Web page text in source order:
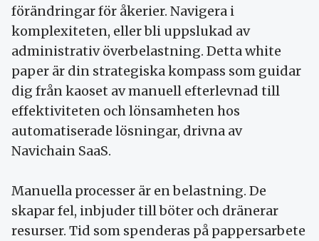
förändringar för åkerier. Navigera i
komplexiteten, eller bli uppslukad av
administrativ överbelastning. Detta white
paper är din strategiska kompass som guidar
dig från kaoset av manuell efterlevnad till
effektiviteten och lönsamheten hos
automatiserade lösningar, drivna av
Navichain SaaS.
Manuella processer är en belastning. De
skapar fel, inbjuder till böter och dränerar
resurser. Tid som spenderas på pappersarbete